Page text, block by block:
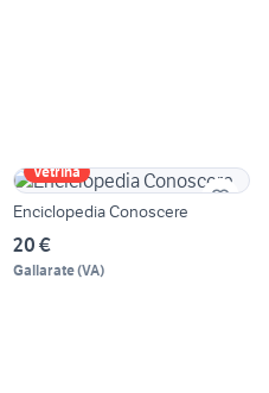
Vetrina
Enciclopedia Conoscere
20 €
Gallarate(VA)